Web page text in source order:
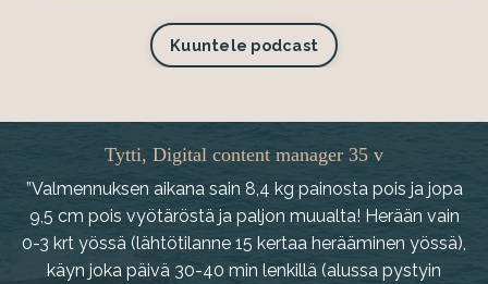
Kuuntele podcast
Tytti, Digital content manager 35 v
”Valmennuksen aikana sain 8,4 kg painosta pois ja jopa
9,5 cm pois vyötäröstä ja paljon muualta! Herään vain
0-3 krt yössä (lähtötilanne 15 kertaa herääminen yössä),
käyn joka päivä 30-40 min lenkillä (alussa pystyin